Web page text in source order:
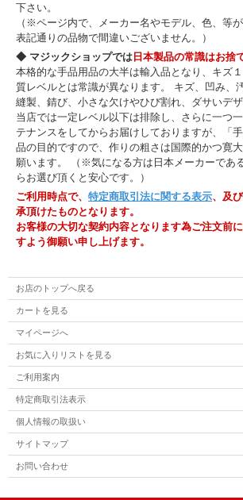
下さい。
（※ページ内で、メーカー名やモデル、色、等
表記通りの品物で間違いございません。）
◆ マジックショップでは 日本製品の常識はお捨
本格的な手品用品の大半は輸入品となり、キズ
質レベルとは常識が異なります。 キズ、凹み、
縫製、錆び、小さな欠けやひび割れ、ダサいデ
当店では一定レベル以下は排除し、さらに一つ
テナンスをしてからお届けしておりますが、「
品の目的ですので、作りの粗さは国際的かつ寛
願います。 （※気になる方は日本メーカーであ
らお選び頂くと安心です。）
ご利用時点で、 特定商取引法に関する表示、及び
承頂けたものとなります。
お客様の大切な契約内容となります為ご注文前
すよう御願い申し上げます。
お店のトップへ戻る
カートを見る
マイページへ
お気に入りリストを見る
ご利用案内
特定商取引法表示
個人情報の取扱い
サイトマップ
お問い合わせ